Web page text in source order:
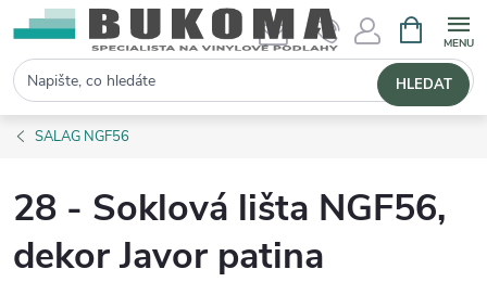
Hledat HLEDAT
SALAG NGF56
28 - Soklová lišta NGF56,
dekor Javor patina